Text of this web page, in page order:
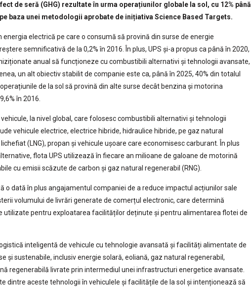
de seră (GHG) rezultate în urma operațiunilor globale la sol, cu 12% până
baza unei metodologii aprobate de inițiativa Science Based Targets.
energia electrică pe care o consumă să provină din surse de energie
semnificativă de la 0,2% în 2016. În plus, UPS și-a propus ca până în 2020,
anual să funcționeze cu combustibili alternativi și tehnologii avansate,
un alt obiectiv stabilit de companie este ca, până în 2025, 40% din totalul
de la sol să provină din alte surse decât benzina și motorina
în 2016.
la nivel global, care folosesc combustibili alternativi și tehnologii
vehicule electrice, electrice hibride, hidraulice hibride, pe gaz natural
(LNG), propan și vehicule ușoare care economisesc carburant. În plus
flota UPS utilizează în fiecare an milioane de galoane de motorină
cu emisii scăzute de carbon și gaz natural regenerabil (RNG).
o dată în plus angajamentul companiei de a reduce impactul acțiunilor sale
volumului de livrări generate de comerțul electronic, care determină
utilizate pentru exploatarea facilităților deținute și pentru alimentarea flotei de
inteligentă de vehicule cu tehnologie avansată și facilități alimentate de
și sustenabile, inclusiv energie solară, eoliană, gaz natural regenerabil,
regenerabilă livrate prin intermediul unei infrastructuri energetice avansate.
dintre aceste tehnologii în vehiculele și facilitățile de la sol și intenționează să